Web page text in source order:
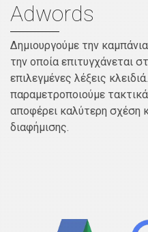
Adwords
Δημιουργούμε την
την οποία επιτυγχάνεται
επιλεγμένες λέξεις
παραμετροποιούμε
αποφέρει καλύτερη σχέση
διαφήμισης.